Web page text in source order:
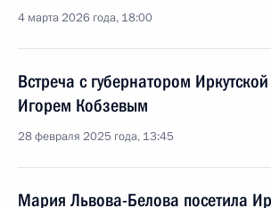
4 марта 2026 года, 18:00
Встреча с губернатором
Игорем Кобзевым
28 февраля 2025 года, 13:45
Мария Львова-Белова посетила